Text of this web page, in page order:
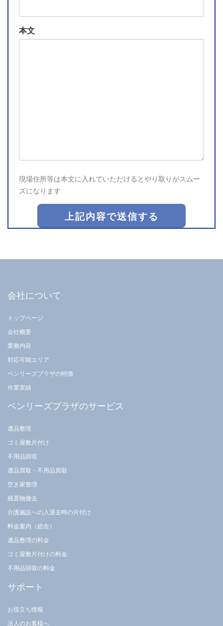
本文
現場住所等は本文に入れていただけるとやり取りがスムー
ズになります
会社について
トップページ
会社概要
業務内容
対応可能エリア
ベンリーズプラザの特徴
作業実績
ベンリーズプラザのサービス
遺品整理
ゴミ屋敷片付け
不用品回収
遺品買取・不用品買取
空き家整理
残置物撤去
介護施設への入退去時の片付け
料金案内（総合）
遺品整理の料金
ゴミ屋敷片付けの料金
不用品回収の料金
サポート
お役立ち情報
法人のお客様へ